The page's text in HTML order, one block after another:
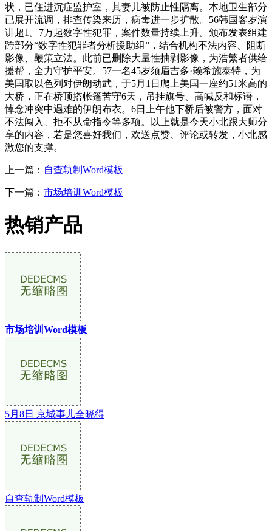
状，已住进沉症监护室，其妻儿被防止性隔离。本地卫生部分
已展开流调，排查传染来历，病毒进一步扩散。56韩国客岁演
讲超1。7万起数字性犯罪，案件数量持续上升。颁布发表组建
跨部分“数字性犯罪者分析援助组”，结合机构不法内容、阻断
影像、鞭策立法。此前已删除大量性抽剥影像，为浩繁者供给
援帮，全力守护平安。57一名45岁须眉吉多·赖希施泰特，为
美国取以色列对伊朗动武，于5月1日爬上美国一座约51米高的
大桥，正在桥顶搭帐篷苦守6天，吊挂旗号、高喊反和标语，
悼念冲突中遇难的伊朗布衣。6日上午他下桥后被警方，面对
不法闯入、拒不从命指令等多项。以上就是今天小北跟大师分
享的内容，若是您喜好我们，欢送点赞、评论或转发，小北感
激您的支撑。
上一篇： 自查轨制Word模板
下一篇： 市场培训Word模板
热销产品
市场培训Word模板
5月8日 京城事儿全晓得
自查轨制Word模板